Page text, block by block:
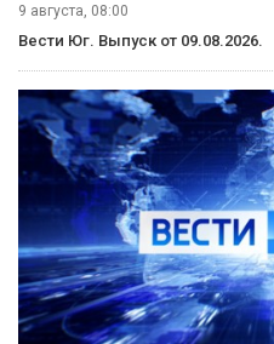
9 августа, 08:00
Вести Юг. Выпуск от 09.08.2026.